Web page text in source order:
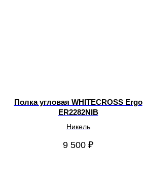
Полка угловая WHITECROSS Ergo
ER2282NIB
Никель
9 500 ₽